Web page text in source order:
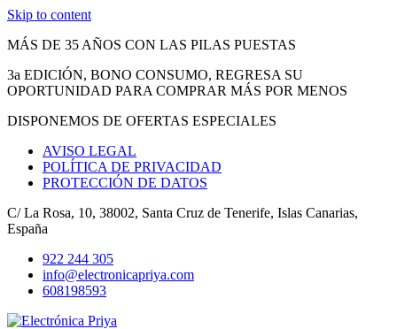
Skip to content
MÁS DE 35 AÑOS CON LAS PILAS PUESTAS
3a EDICIÓN, BONO CONSUMO, REGRESA SU
OPORTUNIDAD PARA COMPRAR MÁS POR MENOS
DISPONEMOS DE OFERTAS ESPECIALES
AVISO LEGAL
POLÍTICA DE PRIVACIDAD
PROTECCIÓN DE DATOS
C/ La Rosa, 10, 38002, Santa Cruz de Tenerife, Islas Canarias,
España
922 244 305
info@electronicapriya.com
608198593